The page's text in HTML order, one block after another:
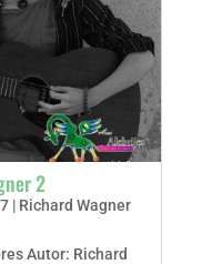
2
| Richard Wagner
Autor: Richard